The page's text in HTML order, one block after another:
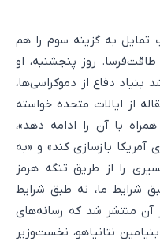
تمایل به گزینه سوم را هم
روز پنجشنبه، او
بنیاد دفاع از دموکراسی‌ها،
از ایالات متحده خواسته
با آن را ادامه دهد»،
آمریکا بازسازی کند» و «به
را از طریق تنگه هرمز
شرایط ما، نه طبق شرایط
آن منتشر شد که رسانه‌های
نتانیاهو، نخست‌وزیر